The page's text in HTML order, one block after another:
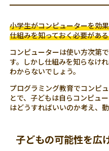
小学生がコンピューターを効
仕組みを知っておく必要があ
コンピューターは使い方次第
す。しかし仕組みを知らなけ
わからないでしょう。
プログラミング教育でコンピ
とで、子どもは自らコンピュ
はどうすればいいのか考え、
子どもの可能性を広